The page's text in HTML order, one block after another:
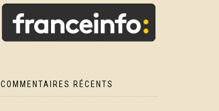
COMMENTAIRES RÉCENTS